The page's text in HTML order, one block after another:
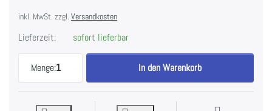
inkl. MwSt. zzgl. Versandkosten
Lieferzeit: sofort lieferbar
Menge:1
Tim Holtz - Kurzwarenschere aus Titan 6" zu
In den Warenkorb